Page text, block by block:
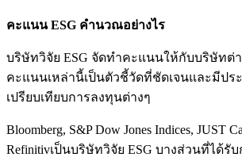
คะแนน ESG คำนวณอย่างไร
บริษัทวิจัย ESG จัดทำคะแนนให้กับบริษัทต่
คะแนนเหล่านี้เป็นตัวชี้วัดที่ชัดเจนและมีปร
เปรียบเทียบการลงทุนต่างๆ
Bloomberg, S&P Dow Jones Indices, JUST
Refinitivเป็นบริษัทวิจัย ESG บางส่วนที่ได้รั